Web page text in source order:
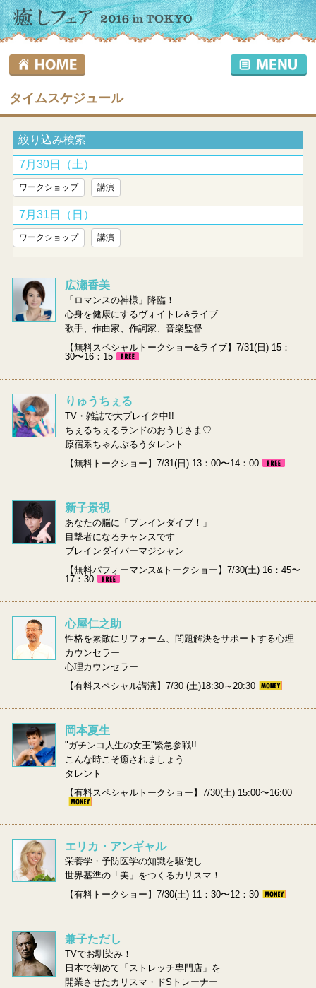
タイムスケジュール
絞り込み検索
7月30日（土）
ワークショップ 講演
7月31日（日）
ワークショップ 講演
広瀬香美
「ロマンスの神様」降臨！
心身を健康にするヴォイトレ&ライブ
歌手、作曲家、作詞家、音楽監督
【無料スペシャルトークショー&ライブ】7/31(日) 15：
30〜16：15
りゅうちぇる
TV・雑誌で大ブレイク中!!
ちぇるちぇるランドのおうじさま♡
原宿系ちゃんぶるうタレント
【無料トークショー】7/31(日) 13：00〜14：00
新子景視
あなたの脳に「ブレインダイブ！」
目撃者になるチャンスです
ブレインダイバーマジシャン
【無料パフォーマンス&トークショー】7/30(土) 16：45〜
17：30
心屋仁之助
性格を素敵にリフォーム、問題解決をサポートする心理
カウンセラー
心理カウンセラー
【有料スペシャル講演】7/30 (土)18:30～20:30
岡本夏生
"ガチンコ人生の女王"緊急参戦!!
こんな時こそ癒されましょう
タレント
【有料スペシャルトークショー】7/30(土) 15:00〜16:00
エリカ・アンギャル
栄養学・予防医学の知識を駆使し
世界基準の「美」をつくるカリスマ！
【有料トークショー】7/30(土) 11：30〜12：30
兼子ただし
TVでお馴染み！
日本で初めて「ストレッチ専門店」を
開業させたカリスマ・ドSトレーナー